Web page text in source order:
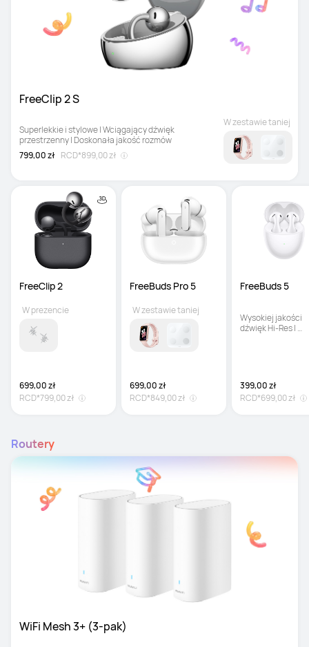
FreeClip 2 S
Superlekkie i stylowe | Wciągający dźwięk
przestrzenny | Doskonała jakość rozmów
799,00 zł RCD*899,00 zł
W zestawie taniej
FreeClip 2
699,00 zł
RCD*799,00 zł
W prezencie
FreeBuds Pro 5
699,00 zł
RCD*849,00 zł
W zestawie taniej
FreeBuds 5
Wysokiej jakości
dźwięk Hi-Res |
399,00 zł
RCD*699,00 zł
Routery
WiFi Mesh 3+ (3-pak)